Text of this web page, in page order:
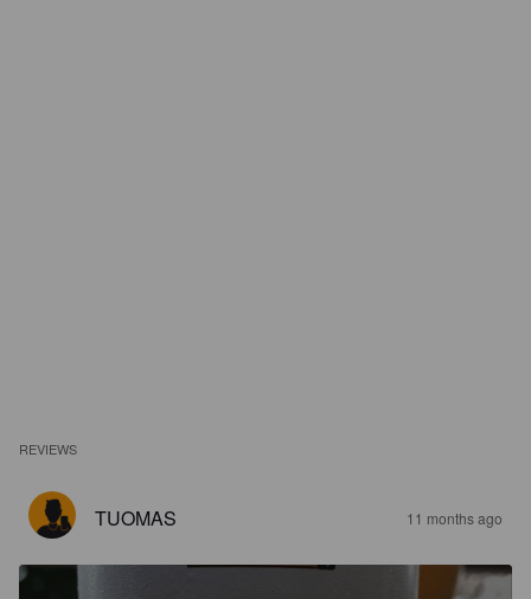
REVIEWS
TUOMAS 11 months ago